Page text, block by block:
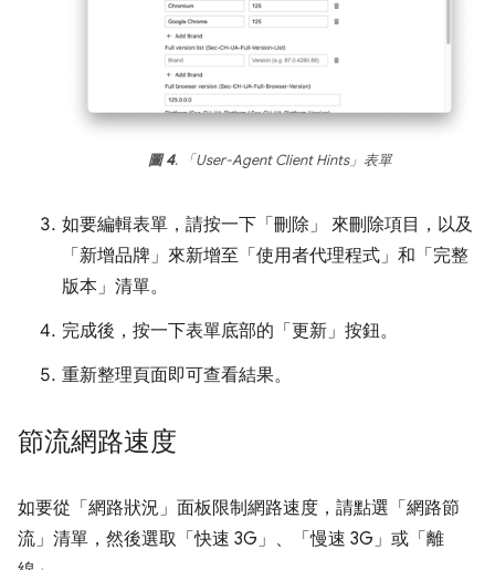
圖 4. 「User-Agent Client Hints」表單
如要編輯表單，請按一下「刪除」
來刪除項目，以及
「新增品牌」 來新增至「使用者代理程式」 和「完整
版本」 清單。
完成後，按一下表單底部的「更新」 按鈕。
重新整理頁面即可查看結果。
節流網路速度
如要從「網路狀況」 面板限制網路速度，請點選「網路節
流」 清單，然後選取「快速 3G」 、「慢速 3G」 或「離